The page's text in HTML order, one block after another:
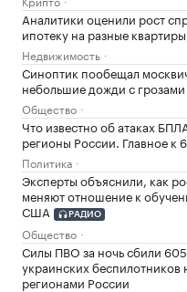
Аналитики оценили рост
ипотеку на разные
Недвижимость
Синоптик пообещал
небольшие дожди с грозами
Общество
Что известно об атаках
регионы России. Главное к 6
Политика
Эксперты объяснили, как
меняют отношение к
США
РАДИО
Общество
Силы ПВО за ночь сбили 605
украинских беспилотников
регионами России